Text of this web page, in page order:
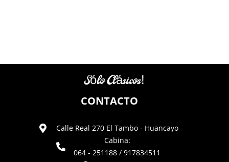
Sólo Clásicos!
CONTACTO
Calle Real 270 El Tambo - Huancayo
Cabina:
064 - 251188 / 917834511